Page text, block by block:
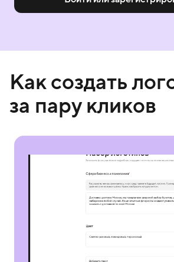
Как создать
за пару кликов